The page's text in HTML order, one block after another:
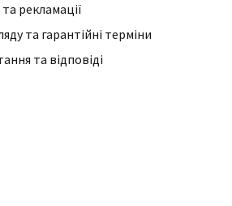
рекламації
та гарантійні терміни
та відповіді